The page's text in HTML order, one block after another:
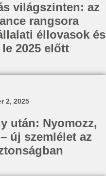
világszinten: az
rangsora
éllovasok és
2025 előtt
2, 2025
után: Nyomozz,
új szemlélet az